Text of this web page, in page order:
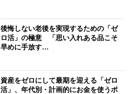
後悔しない老後を実現するための「ゼ
ロ活」の極意 「思い入れある品こそ
早めに手放す…
資産をゼロにして最期を迎える「ゼロ
活」、年代別・計画的にお金を使うポ